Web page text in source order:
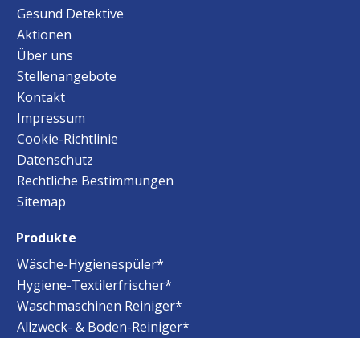
Gesund Detektive
Aktionen
Über uns
Stellenangebote
Kontakt
Impressum
Cookie-Richtlinie
Datenschutz
Rechtliche Bestimmungen
Sitemap
Produkte
Wäsche-Hygienespüler*
Hygiene-Textilerfrischer*
Waschmaschinen Reiniger*
Allzweck- & Boden-Reiniger*